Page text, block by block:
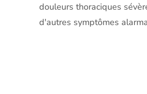
douleurs thoraciques
d'autres symptômes